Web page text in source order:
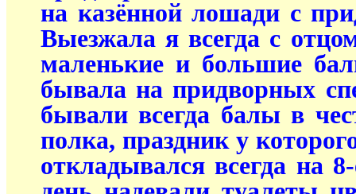
на казённой лошади с
Выезжала я всегда с
маленькие и большие
бывала на придворных
бывали всегда балы в
полка, праздник у
откладывался всегда на